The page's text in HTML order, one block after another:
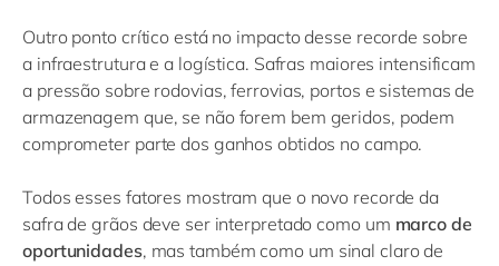
Outro ponto crítico está no impacto desse recorde sobre
a infraestrutura e a logística. Safras maiores intensificam
a pressão sobre rodovias, ferrovias, portos e sistemas de
armazenagem que, se não forem bem geridos, podem
comprometer parte dos ganhos obtidos no campo.
Todos esses fatores mostram que o novo recorde da
safra de grãos deve ser interpretado como um marco de
oportunidades, mas também como um sinal claro de